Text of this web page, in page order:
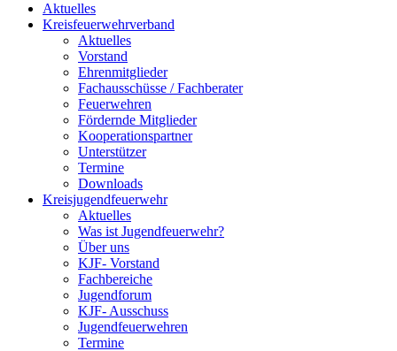
Aktuelles
Kreisfeuerwehrverband
Aktuelles
Vorstand
Ehrenmitglieder
Fachausschüsse / Fachberater
Feuerwehren
Fördernde Mitglieder
Kooperationspartner
Unterstützer
Termine
Downloads
Kreisjugendfeuerwehr
Aktuelles
Was ist Jugendfeuerwehr?
Über uns
KJF- Vorstand
Fachbereiche
Jugendforum
KJF- Ausschuss
Jugendfeuerwehren
Termine